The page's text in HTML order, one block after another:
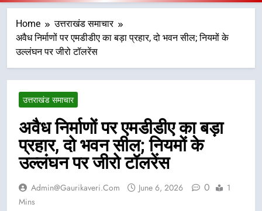
Home
उत्तराखंड समाचार
अवैध निर्माणों पर एमडीडीए का बड़ा प्रहार, दो भवन सील; नियमों के
उल्लंघन पर जीरो टॉलरेंस
उत्तराखंड समाचार
अवैध निर्माणों पर एमडीडीए का बड़ा
प्रहार, दो भवन सील; नियमों के
उल्लंघन पर जीरो टॉलरेंस
Admin@gaurikaveri.com June 6, 2026 0
1
Mins